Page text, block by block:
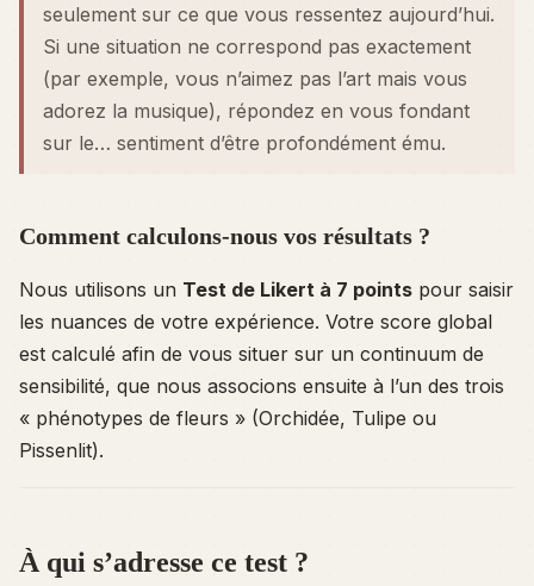
seulement sur ce que vous ressentez aujourd’hui.
Si une situation ne correspond pas exactement
(par exemple, vous n’aimez pas l’art mais vous
adorez la musique), répondez en vous fondant
sur le… sentiment d’être profondément ému.
Comment calculons-nous vos résultats ?
Nous utilisons un Test de Likert à 7 points pour saisir
les nuances de votre expérience. Votre score global
est calculé afin de vous situer sur un continuum de
sensibilité, que nous associons ensuite à l’un des trois
« phénotypes de fleurs » (Orchidée, Tulipe ou
Pissenlit).
À qui s’adresse ce test ?